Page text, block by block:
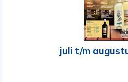
juli t/m